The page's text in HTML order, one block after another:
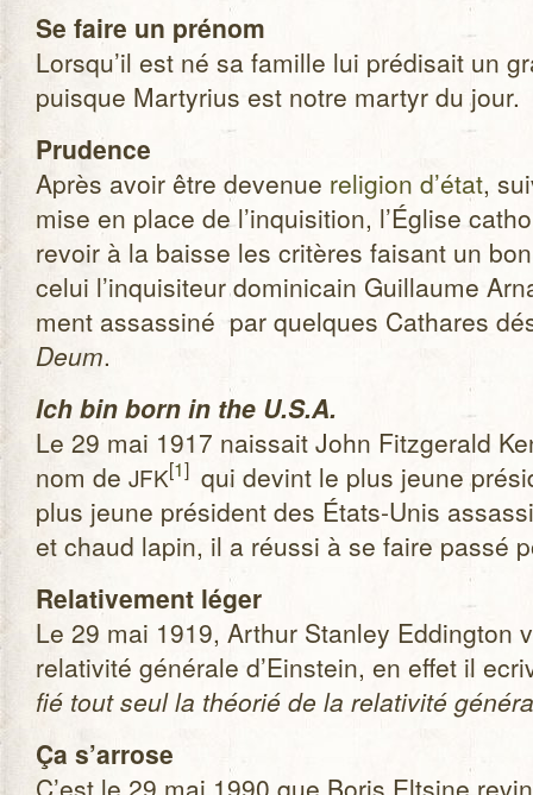
Se faire un pré­nom
Lorsqu’il est né sa famille lui pré­di­sait un
puisque Mar­ty­rius est notre mar­tyr du jour.
Pru­dence
Après avoir être deve­nue reli­gion d’état,
mise en place de l’inquisition, l’Église
revoir à la baisse les cri­tères fai­sant un
celui l’inquisiteur domi­ni­cain Guillaume
ment assas­siné par quelques Cathares
Deum.
Ich bin born in the U.S.A.
Le 29 mai 1917 nais­sait John Fitz­ge­rald
nom de JFK[1] qui devint le plus jeune
plus jeune pré­sident des États-Unis
et chaud lapin, il a réussi à se faire passé
Rela­ti­ve­ment léger
Le 29 mai 1919, Arthur Stan­ley Edding­ton
rela­ti­vité géné­rale d’Einstein, en effet il
fié tout seul la théo­rié de la rela­ti­vité
Ça s’arrose